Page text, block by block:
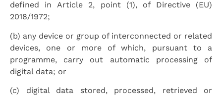
defined in Article 2, point (1), of Directive (EU)
2018/1972;
(b) any device or group of interconnected or related
devices, one or more of which, pursuant to a
programme, carry out automatic processing of
digital data; or
(c) digital data stored, processed, retrieved or